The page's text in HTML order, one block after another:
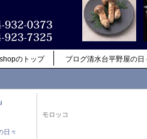
shopのトップ ブログ清水台平野屋の日
日々
モロッコ